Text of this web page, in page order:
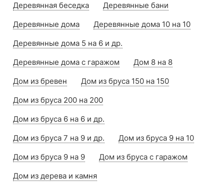
Деревянная беседка
Деревянные бани
Деревянные дома
Деревянные дома 10 на 10
Деревянные дома 5 на 6 и др.
Деревянные дома с гаражом
Дом 8 на 8
Дом из бревен
Дом из бруса 150 на 150
Дом из бруса 200 на 200
Дом из бруса 6 на 6 и др.
Дом из бруса 7 на 9 и др.
Дом из бруса 9 на 10
Дом из бруса 9 на 9
Дом из бруса с гаражом
Дом из дерева и камня